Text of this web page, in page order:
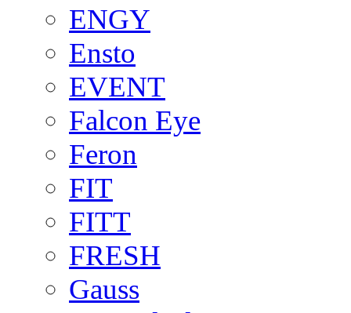
ENGY
Ensto
EVENT
Falcon Eye
Feron
FIT
FITT
FRESH
Gauss